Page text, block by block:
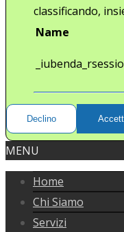
classificando,
Name
Declino
MENU
Home
Chi Siamo
Servizi